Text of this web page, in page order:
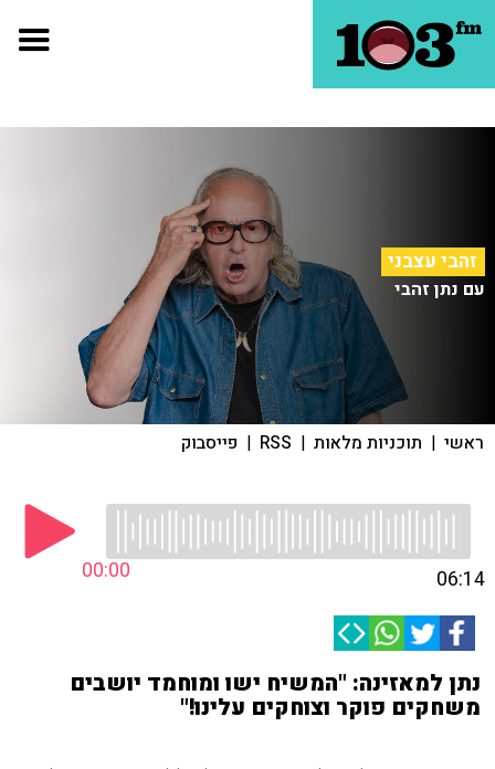
זהבי עצבני
עם נתן זהבי
ראשי | תוכניות מלאות |
RSS
| פייסבוק
00:00 06:14
נתן למאזינה: "המשיח ישו ומוחמד יושבים
משחקים פוקר וצוחקים עלינו!"